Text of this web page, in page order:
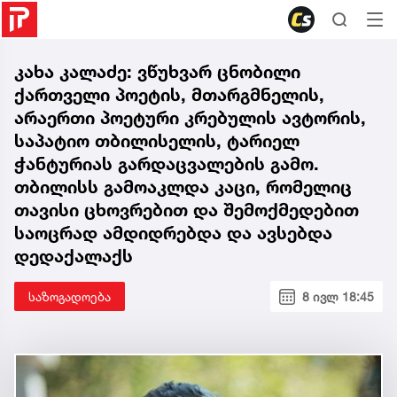
კახა კალაძე: ვწუხვარ ცნობილი
ქართველი პოეტის, მთარგმნელის,
არაერთი პოეტური კრებულის ავტორის,
საპატიო თბილისელის, ტარიელ
ჭანტურიას გარდაცვალების გამო.
თბილისს გამოაკლდა კაცი, რომელიც
თავისი ცხოვრებით და შემოქმედებით
საოცრად ამდიდრებდა და ავსებდა
დედაქალაქს
საზოგადოება 8 ივლ 18:45